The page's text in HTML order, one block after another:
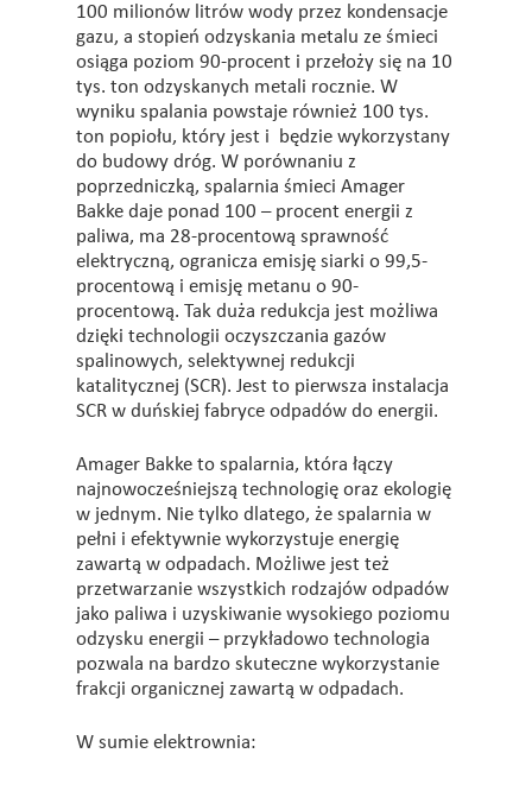
100 milionów litrów wody przez kondensacje
gazu, a stopień odzyskania metalu ze śmieci
osiąga poziom 90-procent i przełoży się na 10
tys. ton odzyskanych metali rocznie. W
wyniku spalania powstaje również 100 tys.
ton popiołu, który jest i będzie wykorzystany
do budowy dróg. W porównaniu z
poprzedniczką, spalarnia śmieci Amager
Bakke daje ponad 100 – procent energii z
paliwa, ma 28-procentową sprawność
elektryczną, ogranicza emisję siarki o 99,5-
procentową i emisję metanu o 90-
procentową. Tak duża redukcja jest możliwa
dzięki technologii oczyszczania gazów
spalinowych, selektywnej redukcji
katalitycznej (SCR). Jest to pierwsza instalacja
SCR w duńskiej fabryce odpadów do energii.
Amager Bakke to spalarnia, która łączy
najnowocześniejszą technologię oraz ekologię
w jednym. Nie tylko dlatego, że spalarnia w
pełni i efektywnie wykorzystuje energię
zawartą w odpadach. Możliwe jest też
przetwarzanie wszystkich rodzajów odpadów
jako paliwa i uzyskiwanie wysokiego poziomu
odzysku energii – przykładowo technologia
pozwala na bardzo skuteczne wykorzystanie
frakcji organicznej zawartą w odpadach.
W sumie elektrownia: